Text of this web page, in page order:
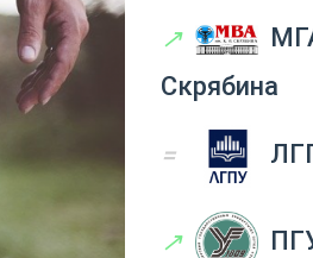
↗
Скрябина
=
↗